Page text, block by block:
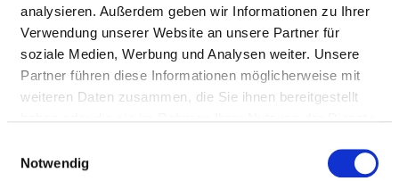
analysieren. Außerdem geben wir Informationen zu Ihrer
Verwendung unserer Website an unsere Partner für
soziale Medien, Werbung und Analysen weiter. Unsere
Partner führen diese Informationen möglicherweise mit
weiteren Daten zusammen, die Sie ihnen bereitgestellt
Notwendig
Bgm.-Dr.-Hartmann-Str. 50-52
86899 Landsberg am Lech
Mail:ed.obk@LAL-KML.kinilk